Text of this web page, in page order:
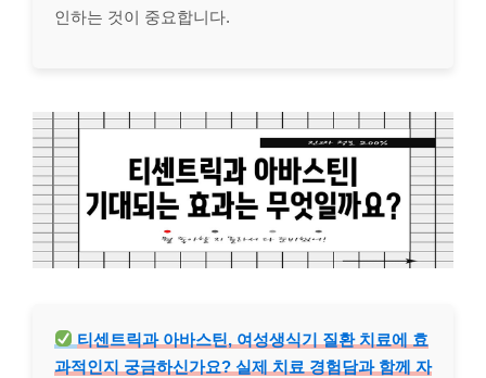
인하는 것이 중요합니다.
티센트릭과 아바스틴, 여성생식기 질환 치료에 효
과적인지 궁금하신가요? 실제 치료 경험담과 함께 자